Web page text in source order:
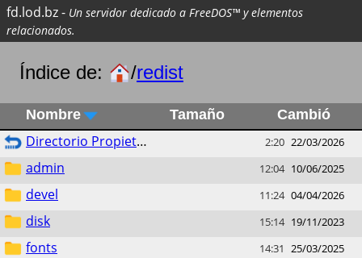
fd.lod.bz- Un servidor dedicado a FreeDOS™ y elementos
relacionados.
Índice de: /redist
Nombre Tamaño Cambió
Directorio Propietario 2:20 22/03/2026
admin 12:04 10/06/2025
devel 11:24 04/04/2026
disk 15:14 19/11/2023
fonts 14:31 25/03/2025